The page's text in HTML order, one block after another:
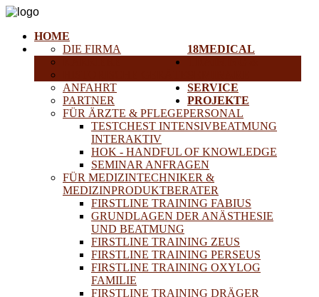
HOME
18MEDICAL
DIE FIRMA
ANFAHRT
PARTNER
FÜR ÄRZTE & PFLEGEPERSONAL
TESTCHEST INTENSIVBEATMUNG
INTERAKTIV
HOK - HANDFUL OF KNOWLEDGE
SEMINAR ANFRAGEN
FÜR MEDIZINTECHNIKER &
MEDIZINPRODUKTBERATER
FIRSTLINE TRAINING FABIUS
GRUNDLAGEN DER ANÄSTHESIE
UND BEATMUNG
FIRSTLINE TRAINING ZEUS
FIRSTLINE TRAINING PERSEUS
FIRSTLINE TRAINING OXYLOG
FAMILIE
FIRSTLINE TRAINING DRÄGER
SERVICE
PROJEKTE